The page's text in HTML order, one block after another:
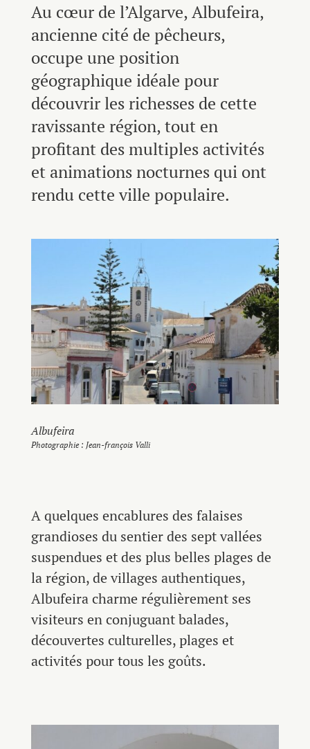
Au cœur de l’Algarve, Albufeira,
ancienne cité de pêcheurs,
occupe une position
géographique idéale pour
découvrir les richesses de cette
ravissante région, tout en
profitant des multiples activités
et animations nocturnes qui ont
rendu cette ville populaire.
Albufeira
Photographie : Jean-françois Valli
A quelques encablures des falaises
grandioses du sentier des sept vallées
suspendues et des plus belles plages de
la région, de villages authentiques,
Albufeira charme régulièrement ses
visiteurs en conjuguant balades,
découvertes culturelles, plages et
activités pour tous les goûts.